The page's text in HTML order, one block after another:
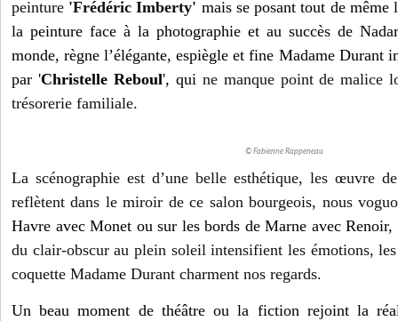
peinture 'Frédéric Imberty' mais se posant tout de
la peinture face à la photographie et au succès de
monde, règne l’élégante, espiègle et fine Madame Durant
par 'Christelle Reboul', qui ne manque point de malice
trésorerie familiale.
© Fabienne Rappeneau
La scénographie est d’une belle esthétique, les œuvre
reflètent dans le miroir de ce salon bourgeois, nous
Havre avec Monet ou sur les bords de Marne avec Renoir,
du clair-obscur au plein soleil intensifient les émotions,
coquette Madame Durant charment nos regards.
Un beau moment de théâtre ou la fiction rejoint la